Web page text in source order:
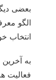
بعضی
الگو
انتخاب
به
فعالیت